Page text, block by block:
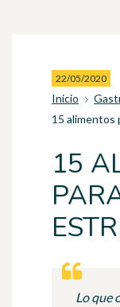
22/05/2020
Inicio
15 alimentos
15
Lo que